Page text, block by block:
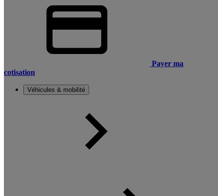
Payer ma
cotisation
Véhicules & mobilité